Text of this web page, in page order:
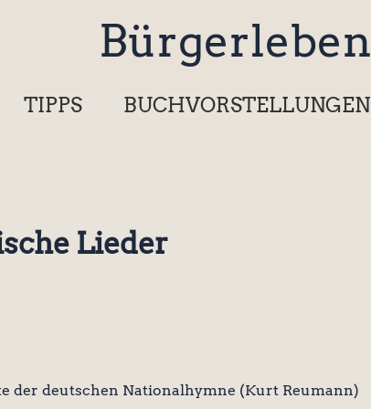
Bürgerleben
TIPPS BUCHVORSTELLUNGEN
Lieder
der deutschen Nationalhymne (Kurt Reumann)